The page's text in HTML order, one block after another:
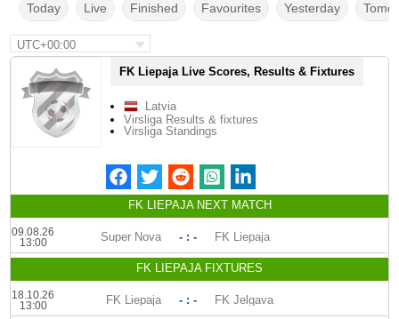
Today Live Finished Favourites Yesterday
UTC+00:00
FK Liepaja Live Scores, Results & Fixtures
Latvia
Virsliga Results & fixtures
Virsliga Standings
FK LIEPAJA NEXT MATCH
09.08.26
13:00
Super Nova - : - FK Liepaja
FK LIEPAJA FIXTURES
18.10.26
13:00
FK Liepaja - : - FK Jelgava